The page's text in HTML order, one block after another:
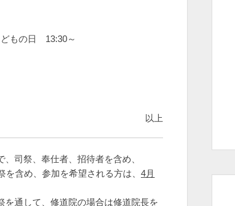
13:30～
以上
祭、奉仕者、招待者を含め、
め、参加を希望される方は、 4月
通して、修道院の場合は修道院長を